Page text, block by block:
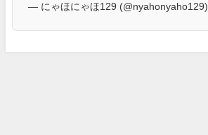
— にゃほにゃほ129 (@nyahonyaho129)